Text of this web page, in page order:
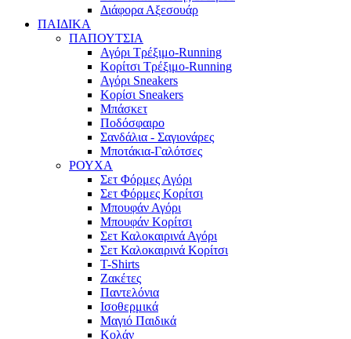
Διάφορα Αξεσουάρ
ΠΑΙΔΙΚΑ
ΠΑΠΟΥΤΣΙΑ
Αγόρι Τρέξιμο-Running
Κορίτσι Τρέξιμο-Running
Αγόρι Sneakers
Κορίσι Sneakers
Μπάσκετ
Ποδόσφαιρο
Σανδάλια - Σαγιονάρες
Μποτάκια-Γαλότσες
ΡΟΥΧΑ
Σετ Φόρμες Αγόρι
Σετ Φόρμες Κορίτσι
Μπουφάν Αγόρι
Μπουφάν Κορίτσι
Σετ Καλοκαιρινά Αγόρι
Σετ Καλοκαιρινά Κορίτσι
T-Shirts
Ζακέτες
Παντελόνια
Ισοθερμικά
Μαγιό Παιδικά
Κολάν